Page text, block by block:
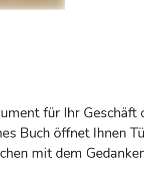
für Ihr Geschäft
Buch öffnet Ihnen
mit dem